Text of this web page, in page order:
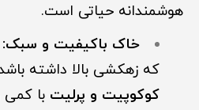
هوشمندانه حیاتی است.
خاک باکیفیت و سبک:
که زهکشی بالا داشته
کوکوپیت و پرلیت با کمی